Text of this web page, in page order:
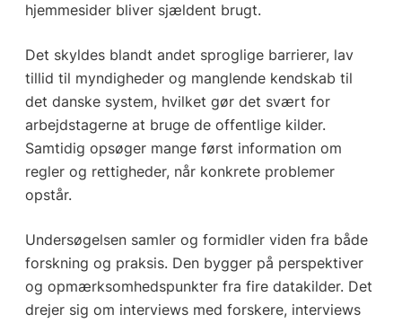
hjemmesider bliver sjældent brugt.
Det skyldes blandt andet sproglige barrierer, lav
tillid til myndigheder og manglende kendskab til
det danske system, hvilket gør det svært for
arbejdstagerne at bruge de offentlige kilder.
Samtidig opsøger mange først information om
regler og rettigheder, når konkrete problemer
opstår.
Undersøgelsen samler og formidler viden fra både
forskning og praksis. Den bygger på perspektiver
og opmærksomhedspunkter fra fire datakilder. Det
drejer sig om interviews med forskere, interviews